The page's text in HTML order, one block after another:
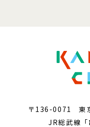
〒136-0071 東
JR総武線